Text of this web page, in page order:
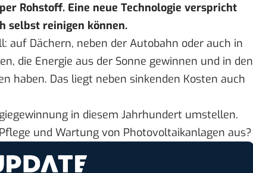
Rohstoff. Eine neue Technologie verspricht
selbst reinigen können.
auf Dächern, neben der Autobahn oder auch in
die Energie aus der Sonne gewinnen und in den
haben. Das liegt neben sinkenden Kosten auch
in diesem Jahrhundert umstellen.
und Wartung von Photovoltaikanlagen aus?